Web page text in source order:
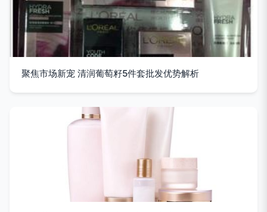
聚焦市场新宠 清润葡萄籽5件套批发优势解析